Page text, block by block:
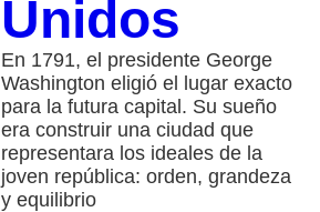
Unidos
En 1791, el presidente George
Washington eligió el lugar exacto
para la futura capital. Su sueño
era construir una ciudad que
representara los ideales de la
joven república: orden, grandeza
y equilibrio